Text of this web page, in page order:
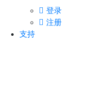
登录
注册
支持